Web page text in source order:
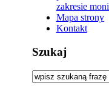
zakresie
Mapa strony
Kontakt
Szukaj